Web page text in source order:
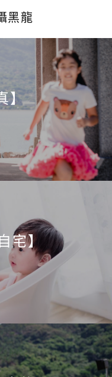
黑龍
】
宅】